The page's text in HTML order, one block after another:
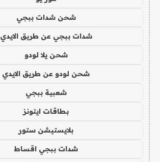
شحن شدات ببجي
شدات ببجي عن طريق الايدي
شحن يلا لودو
شحن لودو عن طريق الايدي
شعبية ببجي
بطاقات ايتونز
بلايستيشن ستور
شدات ببجي اقساط